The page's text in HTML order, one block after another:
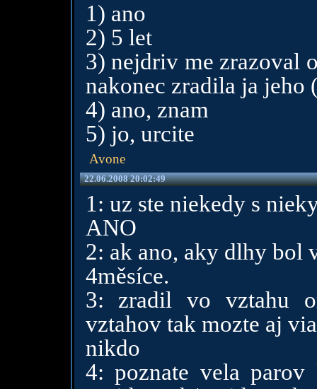
1) ano
2) 5 let
3) nejdriv me zrazoval
nakonec zradila ja
4) ano, znam
5) jo, urcite
Avone
22.06.2008 20:02:49
1: uz ste niekedy s
ANO
2: ak ano, aky dlhy bol
4měsíce.
3: zradil vo vztahu
vztahov tak mozte aj
nikdo
4: poznate vela